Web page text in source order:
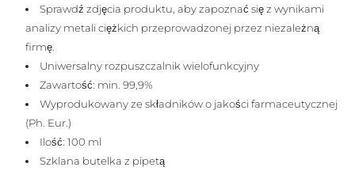
Sprawdź zdjęcia produktu, aby zapoznać się z wynikami
analizy metali ciężkich przeprowadzonej przez niezależną
firmę.
Uniwersalny rozpuszczalnik wielofunkcyjny
Zawartość: min. 99,9%
Wyprodukowany ze składników o jakości farmaceutycznej
(Ph. Eur.)
Ilość: 100 ml
Szklana butelka z pipetą